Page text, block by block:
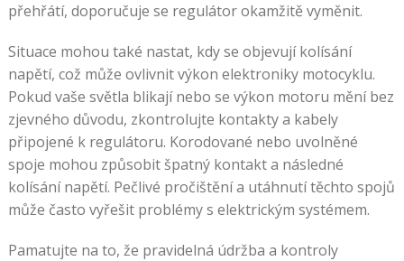
přehřátí, doporučuje se regulátor okamžitě vyměnit.
Situace mohou také nastat, kdy se objevují kolísání
napětí, což může ovlivnit výkon elektroniky motocyklu.
Pokud vaše světla blikají nebo se výkon motoru mění bez
zjevného důvodu, zkontrolujte kontakty a kabely
připojené k regulátoru. Korodované nebo uvolněné
spoje mohou způsobit špatný kontakt a následné
kolísání napětí. Pečlivé pročištění a utáhnutí těchto spojů
může často vyřešit problémy s elektrickým systémem.
Pamatujte na to, že pravidelná údržba a kontroly